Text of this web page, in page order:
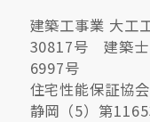
建築工事業 大工
30817号 建築士
6997号
住宅性能保証協
静岡（5）第